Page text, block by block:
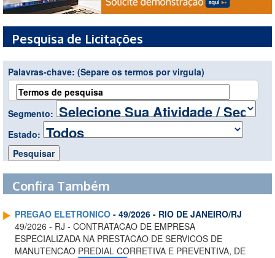
Pesquisa de Licitações
Palavras-chave: (Separe os termos por virgula)
Segmento:
Estado:
Confira Também
PREGAO ELETRONICO - 49/2026 - RIO DE JANEIRO/RJ
49/2026 - RJ - CONTRATACAO DE EMPRESA
ESPECIALIZADA NA PRESTACAO DE SERVICOS DE
MANUTENCAO PREDIAL CORRETIVA E PREVENTIVA, DE